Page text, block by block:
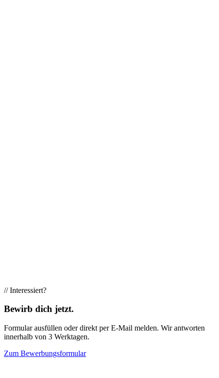
// Interessiert?
Bewirb dich jetzt.
Formular ausfüllen oder direkt per E-Mail melden. Wir antworten
innerhalb von 3 Werktagen.
Zum Bewerbungsformular